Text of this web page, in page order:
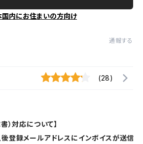
国内にお住まいの方向け
通報する
(28)
）対応について】
登録メールアドレスにインボイスが送信